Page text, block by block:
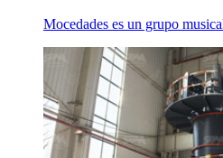
Mocedades es un grupo